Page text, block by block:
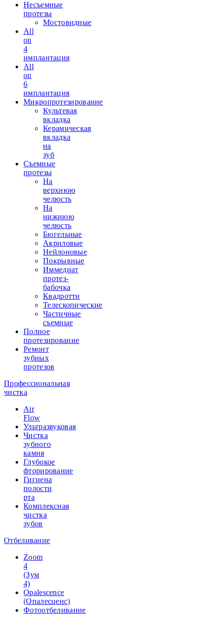
Несъемные
протезы
Мостовидные
All
on
4
имплантация
All
on
6
имплантация
Микропротезирование
Культевая
вкладка
Керамическая
вкладка
на
зуб
Съемные
протезы
На
верхнюю
челюсть
На
нижнюю
челюсть
Бюгельные
Акриловые
Нейлоновые
Покрывные
Иммедиат
протез-
бабочка
Квадротти
Телескопические
Частичные
съемные
Полное
протезирование
Ремонт
зубных
протезов
Профессиональная
чистка
Air
Flow
Ультразвуковая
Чистка
зубного
камня
Глубокое
фторирование
Гигиена
полости
рта
Комплексная
чистка
зубов
Отбеливание
Zoom
4
(Зум
4)
Opalescence
(Опалесценс)
Фотоотбеливание